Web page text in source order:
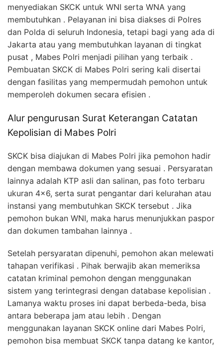
menyediakan SKCK untuk WNI serta WNA yang
membutuhkan . Pelayanan ini bisa diakses di Polres
dan Polda di seluruh Indonesia, tetapi bagi yang ada di
Jakarta atau yang membutuhkan layanan di tingkat
pusat , Mabes Polri menjadi pilihan yang terbaik .
Pembuatan SKCK di Mabes Polri sering kali disertai
dengan fasilitas yang mempermudah pemohon untuk
memperoleh dokumen secara efisien .
Alur pengurusan Surat Keterangan Catatan
Kepolisian di Mabes Polri
SKCK bisa diajukan di Mabes Polri jika pemohon hadir
dengan membawa dokumen yang sesuai . Persyaratan
lainnya adalah KTP asli dan salinan, pas foto terbaru
ukuran 4×6, serta surat pengantar dari kelurahan atau
instansi yang membutuhkan SKCK tersebut . Jika
pemohon bukan WNI, maka harus menunjukkan paspor
dan dokumen tambahan lainnya .
Setelah persyaratan dipenuhi, pemohon akan melewati
tahapan verifikasi . Pihak berwajib akan memeriksa
catatan kriminal pemohon dengan menggunakan
sistem yang terintegrasi dengan database kepolisian .
Lamanya waktu proses ini dapat berbeda-beda, bisa
antara beberapa jam atau lebih . Dengan
menggunakan layanan SKCK online dari Mabes Polri,
pemohon bisa membuat SKCK tanpa datang ke kantor,